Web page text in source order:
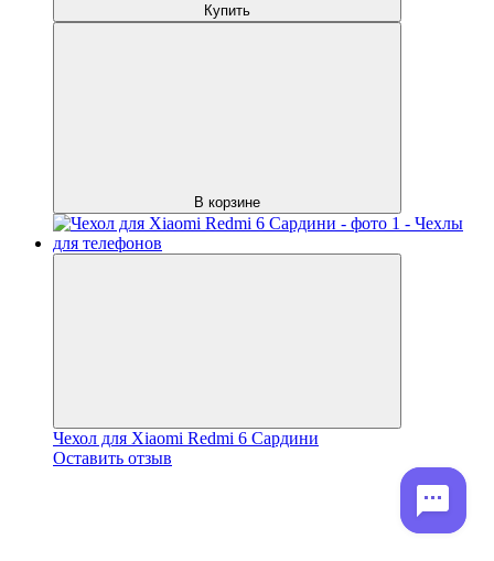
Купить
В корзине
Чехол для Xiaomi Redmi 6 Сардини
Оставить отзыв